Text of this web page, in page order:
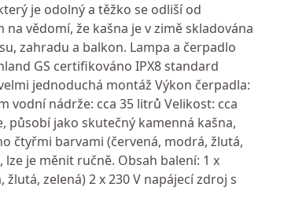
je odolný a těžko se odliší od
vědomí, že kašna je v zimě skladována
zahradu a balkon. Lampa a čerpadlo
GS certifikováno IPX8 standard
jednoduchá montáž Výkon čerpadla:
vodní nádrže: cca 35 litrů Velikost: cca
působí jako skutečný kamenná kašna,
čtyřmi barvami (červená, modrá, žlutá,
je měnit ručně. Obsah balení: 1 x
zelená) 2 x 230 V napájecí zdroj s